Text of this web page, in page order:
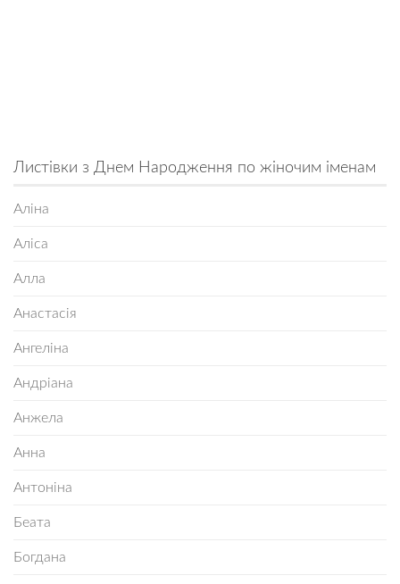
Листівки з Днем Народження по жіночим іменам
Аліна
Аліса
Алла
Анастасія
Ангеліна
Андріана
Анжела
Анна
Антоніна
Беата
Богдана